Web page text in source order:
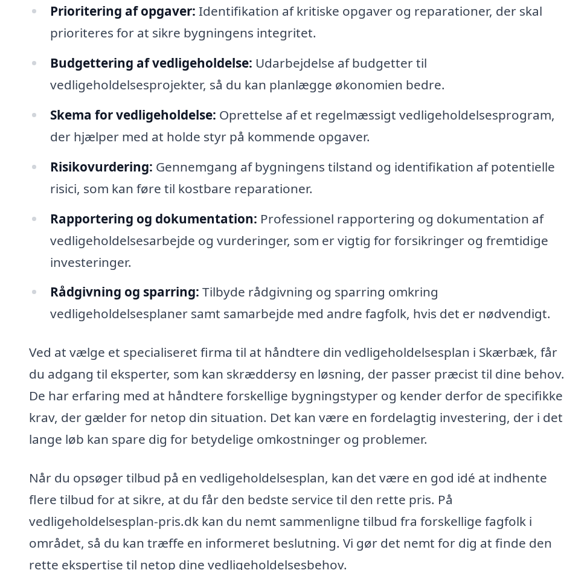
Prioritering af opgaver: Identifikation af kritiske opgaver og reparationer, der skal
prioriteres for at sikre bygningens integritet.
Budgettering af vedligeholdelse: Udarbejdelse af budgetter til
vedligeholdelsesprojekter, så du kan planlægge økonomien bedre.
Skema for vedligeholdelse: Oprettelse af et regelmæssigt vedligeholdelsesprogram,
der hjælper med at holde styr på kommende opgaver.
Risikovurdering: Gennemgang af bygningens tilstand og identifikation af potentielle
risici, som kan føre til kostbare reparationer.
Rapportering og dokumentation: Professionel rapportering og dokumentation af
vedligeholdelsesarbejde og vurderinger, som er vigtig for forsikringer og fremtidige
investeringer.
Rådgivning og sparring: Tilbyde rådgivning og sparring omkring
vedligeholdelsesplaner samt samarbejde med andre fagfolk, hvis det er nødvendigt.
Ved at vælge et specialiseret firma til at håndtere din vedligeholdelsesplan i Skærbæk, får
du adgang til eksperter, som kan skræddersy en løsning, der passer præcist til dine behov.
De har erfaring med at håndtere forskellige bygningstyper og kender derfor de specifikke
krav, der gælder for netop din situation. Det kan være en fordelagtig investering, der i det
lange løb kan spare dig for betydelige omkostninger og problemer.
Når du opsøger tilbud på en vedligeholdelsesplan, kan det være en god idé at indhente
flere tilbud for at sikre, at du får den bedste service til den rette pris. På
vedligeholdelsesplan-pris.dk kan du nemt sammenligne tilbud fra forskellige fagfolk i
området, så du kan træffe en informeret beslutning. Vi gør det nemt for dig at finde den
rette ekspertise til netop dine vedligeholdelsesbehov.